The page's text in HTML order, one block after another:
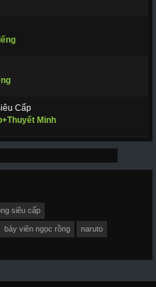
Cấp
Minh
siêu cấp
bảy viên ngọc rồng naruto